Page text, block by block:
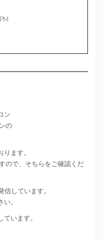
ン
の
ます。
ので、そちらをご確認くだ
信しています。
。
います。